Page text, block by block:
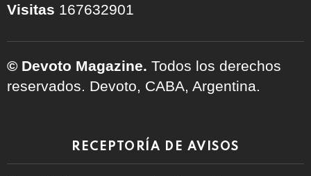
Visitas 167632901
© Devoto Magazine. Todos los derechos
reservados. Devoto, CABA, Argentina.
RECEPTORÍA DE AVISOS